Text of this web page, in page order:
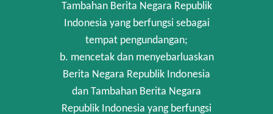
Tambahan Berita Negara Republik
Indonesia yang berfungsi sebagai
tempat pengundangan;
b. mencetak dan menyebarluaskan
Berita Negara Republik Indonesia
dan Tambahan Berita Negara
Republik Indonesia yang berfungsi